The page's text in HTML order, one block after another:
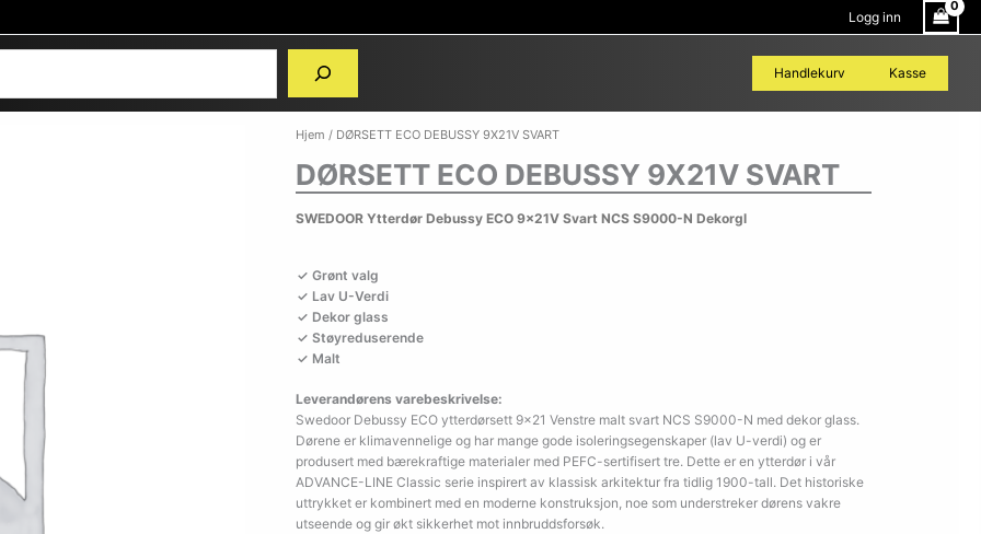
Logg inn
Handlekurv
Kasse
Hjem / DØRSETT ECO DEBUSSY 9X21V SVART
DØRSETT ECO DEBUSSY 9X21V SVART
SWEDOOR Ytterdør Debussy ECO 9x21V Svart NCS S9000-N Dekorgl
Grønt valg
Lav U-Verdi
Dekor glass
Støyreduserende
Malt
Leverandørens varebeskrivelse:
Swedoor Debussy ECO ytterdørsett 9×21 Venstre malt svart NCS S9000-N med dekor glass.
Dørene er klimavennelige og har mange gode isoleringsegenskaper (lav U-verdi) og er
produsert med bærekraftige materialer med PEFC-sertifisert tre. Dette er en ytterdør i vår
ADVANCE-LINE Classic serie inspirert av klassisk arkitektur fra tidlig 1900-tall. Det historiske
uttrykket er kombinert med en moderne konstruksjon, noe som understreker dørens vakre
utseende og gir økt sikkerhet mot innbruddsforsøk.